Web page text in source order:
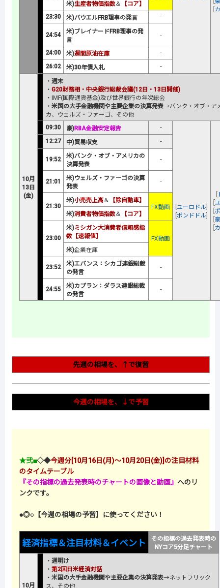
米)生産者物価指数＆
【コア】
23:30
米)パウエルFRB理事の発言 -
24:54
米)ブレイナードFRB理事の発
言
-
24:00 米)週間原油在庫
-
26:02
米)30年債入札 -
10月
13日
(金)
・ 週末
・ G20財務相・中央銀行総裁会議(12日・13日開催)
・IMF(国際通貨基金)及び世界銀行の年次総会
・ 米国の大手金融機関や主要企業の決算発表→バンク・オブ・ア
カ、ウェルズ・ファーゴ、その他
09:30
豪)RBA金融安定報告 -
ユーロドル
ポンドドル
12:27 中)貿易収支 -
19:52
米)バンク・オブ・アメリカの
決算発表
-
21:01
米)ウェルズ・ファーゴの決算
発表
-
21:30
米)小売売上高＆
【除自動車】
FX動画
米)消費者物価指数＆ 【コア】
23:00
米)ミシガン大消費者信頼感指
数【速報値】
FX動画
米)企業在庫
23:52
米)エバンス：シカゴ連銀総裁
の発言
-
24:55
米)カプラン：ダラス連銀総裁
の発言
-
先週の相場を、↑で復習
今週の相場を、↓で予習
★弐■◇◆今週分[10月16日(月)～10月20日(金)]の注目材料
のタイムテーブル
『その指標の過去発表時のチャートの画像と動画』 へのリ
ンクです。
●◎○【今週の相場の予習】に使ってください！
経済指標＆注目材料＆イベント
その指標の過去発表時の
NYコア5分足チャート
10月
・ 週明け
・ 第2回日米経済対話
・ 米国の大手金融機関や主要企業の決算発表→ネットフリック
ス、その他